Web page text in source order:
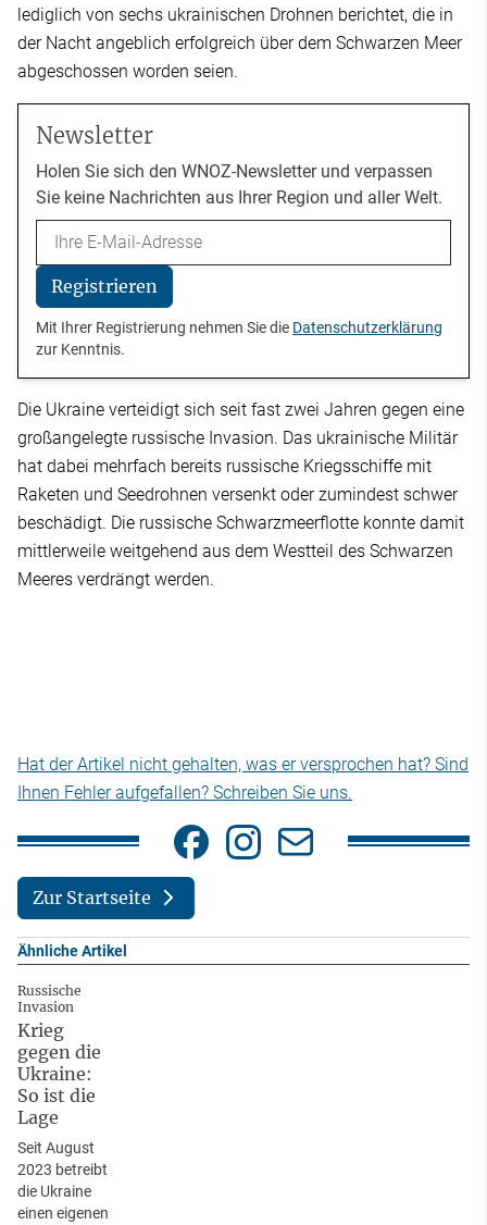
lediglich von sechs ukrainischen Drohnen berichtet, die in
der Nacht angeblich erfolgreich über dem Schwarzen Meer
abgeschossen worden seien.
Newsletter
Holen Sie sich den WNOZ-Newsletter und verpassen
Sie keine Nachrichten aus Ihrer Region und aller Welt.
Email
Registrieren
Mit Ihrer Registrierung nehmen Sie die Datenschutzerklärung
zur Kenntnis.
Die Ukraine verteidigt sich seit fast zwei Jahren gegen eine
großangelegte russische Invasion. Das ukrainische Militär
hat dabei mehrfach bereits russische Kriegsschiffe mit
Raketen und Seedrohnen versenkt oder zumindest schwer
beschädigt. Die russische Schwarzmeerflotte konnte damit
mittlerweile weitgehend aus dem Westteil des Schwarzen
Meeres verdrängt werden.
Hat der Artikel nicht gehalten, was er versprochen hat? Sind
Ihnen Fehler aufgefallen? Schreiben Sie uns.
Zur Startseite
Ähnliche Artikel
Russische
Invasion
Krieg
gegen die
Ukraine:
So ist die
Lage
Seit August
2023 betreibt
die Ukraine
einen eigenen